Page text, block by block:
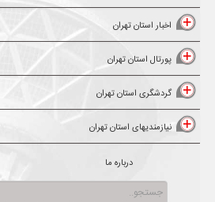
اخبار استان تهران
پورتال استان تهران
گردشگری استان تهران
نیازمندیهای استان تهران
درباره ما